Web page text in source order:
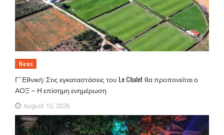
News
Γ’ Εθνική: Στις εγκαταστάσεις του Le Chalet θα προπονείται ο
ΑΟΞ – Η επίσημη ενημέρωση
August 10, 2026